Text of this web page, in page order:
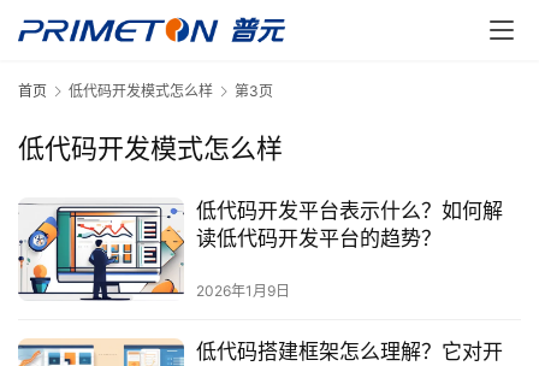
首页 低代码开发模式怎么样 第3页
低代码开发模式怎么样
低代码开发平台表示什么？如何解
读低代码开发平台的趋势？
2026年1月9日
低代码搭建框架怎么理解？它对开